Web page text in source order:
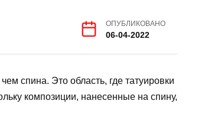
ОПУБЛИКОВАНО
06-04-2022
спина. Это область, где татуировки
композиции, нанесенные на спину,